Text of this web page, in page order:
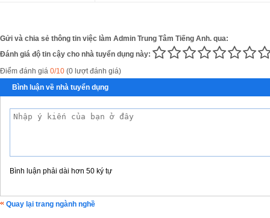
Gửi và chia sẻ thông tin việc làm Admin Trung Tâm Tiếng Anh. qua:
Đánh giá độ tin cậy cho nhà tuyển dụng này:
Điểm đánh giá 0/10 (0 lượt đánh giá)
Bình luận về nhà tuyển dụng
Bình luận phải dài hơn 50 ký tự
Quay lại trang ngành nghề